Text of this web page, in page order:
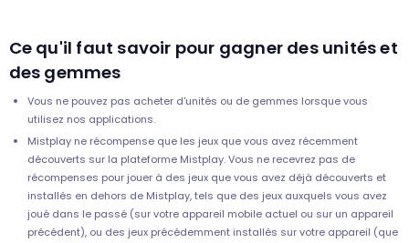
Ce qu'il faut savoir pour gagner des unités et
des gemmes
Vous ne pouvez pas acheter d'unités ou de gemmes lorsque vous
utilisez nos applications.
Mistplay ne récompense que les jeux que vous avez récemment
découverts sur la plateforme Mistplay. Vous ne recevrez pas de
récompenses pour jouer à des jeux que vous avez déjà découverts et
installés en dehors de Mistplay, tels que des jeux auxquels vous avez
joué dans le passé (sur votre appareil mobile actuel ou sur un appareil
précédent), ou des jeux précédemment installés sur votre appareil (que